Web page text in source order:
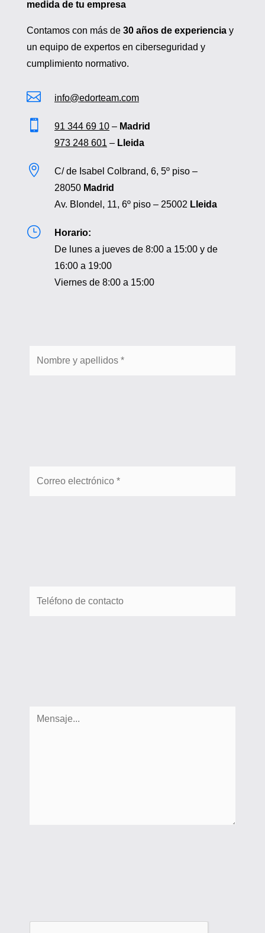
medida de tu empresa
Contamos con más de 30 años de experienciay
un equipo de expertos en ciberseguridad y
cumplimiento normativo.
 info@edorteam.com
 91 344 69 10– Madrid
973 248 601– Lleida

C/ de Isabel Colbrand, 6, 5º piso –
28050 Madrid
Av. Blondel, 11, 6º piso – 25002 Lleida
}
Horario:
De lunes a jueves de 8:00 a 15:00 y de
16:00 a 19:00
Viernes de 8:00 a 15:00